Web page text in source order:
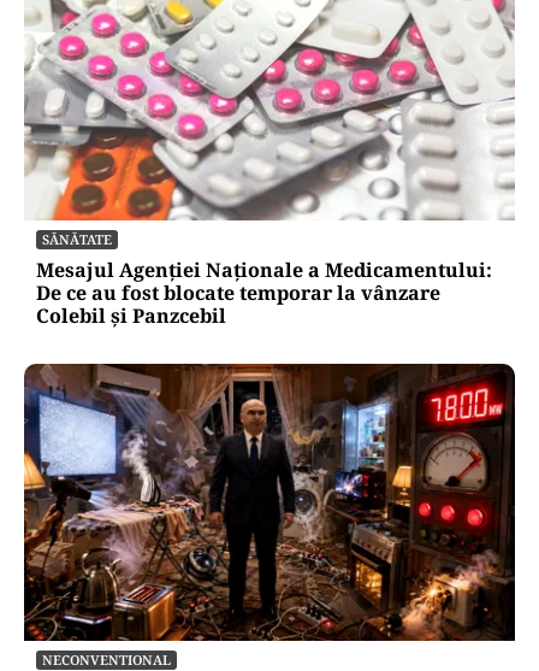
SĂNĂTATE
Mesajul Agenției Naționale a Medicamentului:
De ce au fost blocate temporar la vânzare
Colebil și Panzcebil
NECONVENTIONAL